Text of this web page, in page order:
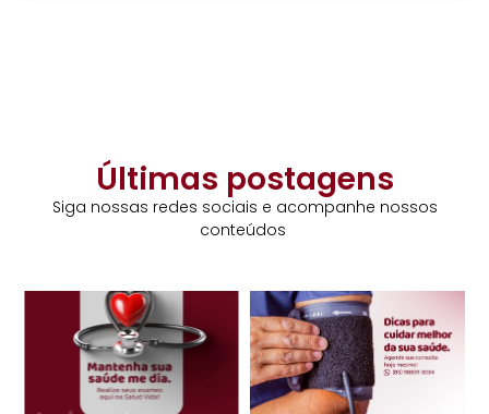
Últimas postagens
Siga nossas redes sociais e acompanhe nossos
conteúdos